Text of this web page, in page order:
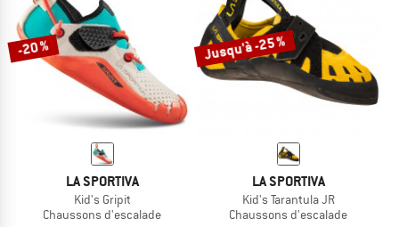
LE DÉSTOCKAGE
-20 %
LA SPORTIVA
Kid's Gripit
Chaussons d'escalade
Jusqu'à -25 %
LA SPORTIVA
Kid's Tarantula JR
Chaussons d'escalade